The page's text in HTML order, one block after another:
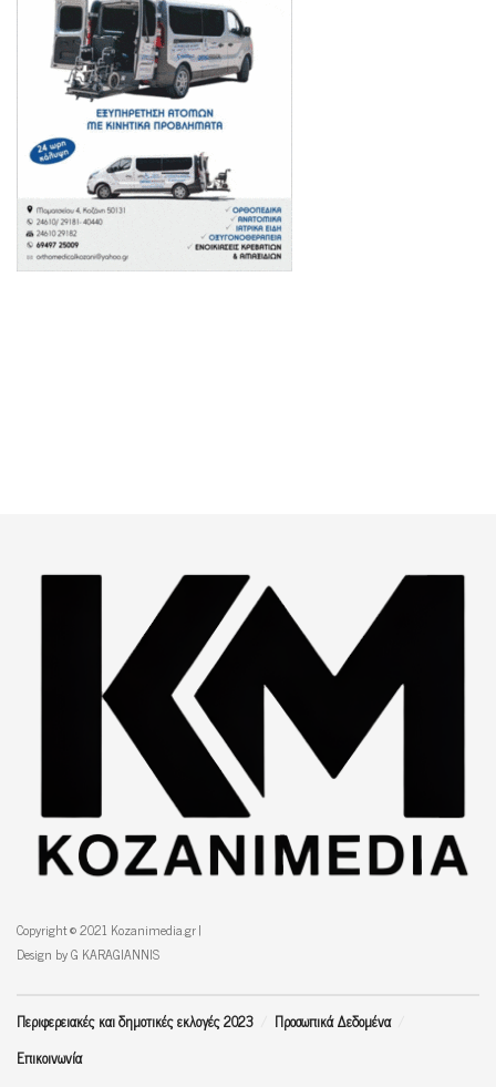
Copyright © 2021 Kozanimedia.gr |
Design by G KARAGIANNIS
Περιφερειακές και δημοτικές εκλογές 2023
Προσωπικά Δεδομένα
Επικοινωνία